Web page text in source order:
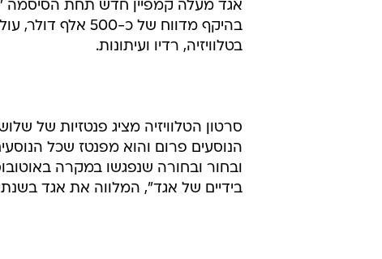
אגד מעלה קמפיין חדש תחת הסיסמה
בטלוויזיה, רדיו ועיתונות.
סרטון הטלוויזיה מציג פנטזיות של
הנוסעים פרום והוא מפנטז שכל
ובחור ובחורה שנפגשו במקרה
בידיים של אגד", המלווה את אגד